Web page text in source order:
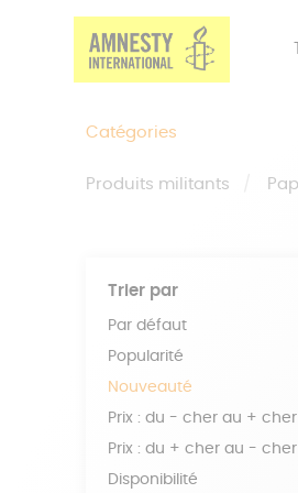
Catégories
Produits militants
Trier par
Par défaut
Popularité
Nouveauté
Prix : du - cher au + cher
Prix : du + cher au - cher
Disponibilité